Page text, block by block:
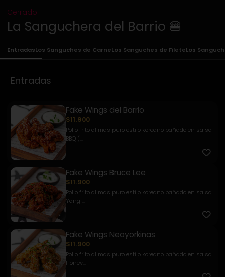
Cerrado
La Sanguchera del Barrio 🍔
EntradasLos Sanguches de CarneLos Sanguches de FileteLos
Entradas
Fake Wings del Barrio
$11.900
Pollo frito al mas puro estilo koreano bañado en salsa
BBQ (...
Fake Wings Bruce Lee
$11.900
Pollo frito al mas puro estilo koreano bañado en salsa
Yang ...
Fake Wings Neoyorkinas
$11.900
Pollo frito al mas puro estilo koreano bañado en salsa
Honey...